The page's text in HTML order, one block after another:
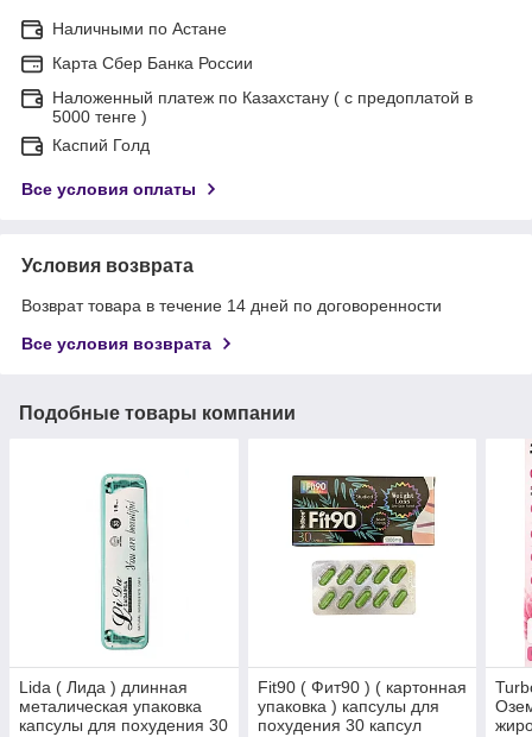
Наличными по Астане
Карта Сбер Банка России
Наложенный платеж по Казахстану ( с предоплатой в
5000 тенге )
Каспий Голд
Все условия оплаты
Условия возврата
Возврат товара в течение 14 дней по договоренности
Все условия возврата
Подобные товары компании
Lida ( Лида ) длинная
металическая упаковка
капсулы для похудения 30
Fit90 ( Фит90 ) ( картонная
упаковка ) капсулы для
похудения 30 капсул